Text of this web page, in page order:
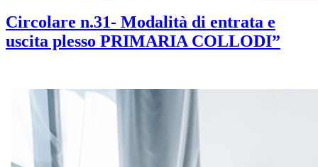
Circolare n.31- Modalità di entrata e
uscita plesso PRIMARIA COLLODI”